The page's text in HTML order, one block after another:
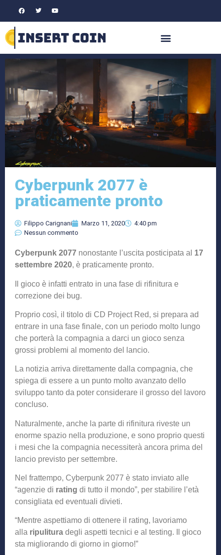
Cyberpunk 2077 è
praticamente pronto
Filippo Carignani Marzo 11, 2020
4:40 pm
Nessun commento
Cyberpunk 2077 nonostante l’uscita posticipata al 17
settembre 2020, è praticamente pronto.
Il gioco è infatti entrato in una fase di rifinitura e
correzione dei bug.
Proprio così, il titolo di CD Project Red, si prepara ad
entrare in una fase finale, con un periodo molto lungo
che porterà la compagnia a darci un gioco senza
grossi problemi al momento del lancio.
La notizia arriva direttamente dalla compagnia, che
spiega di essere a un punto molto avanzato dello
sviluppo tanto da poter considerare il grosso del lavoro
concluso.
Naturalmente, anche la parte di rifinitura riveste un
enorme spazio nella produzione, e sono proprio questi
i mesi che la compagnia necessiterà ancora prima del
lancio previsto per settembre.
Nel frattempo, Cyberpunk 2077 è stato inviato alle
“agenzie di rating di tutto il mondo”, per stabilire l’età
consigliata ed eventuali divieti.
“Mentre aspettiamo di ottenere il rating, lavoriamo
alla ripulitura degli aspetti tecnici e al testing. Il gioco
sta migliorando di giorno in giorno!”